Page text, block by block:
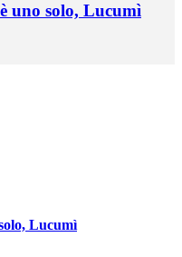
uno solo, Lucumì
Lucumì